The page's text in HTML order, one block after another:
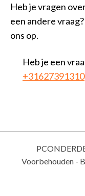
Heb je vragen
een andere
ons op.
Heb je een
+31627391310
Voorbehouden -